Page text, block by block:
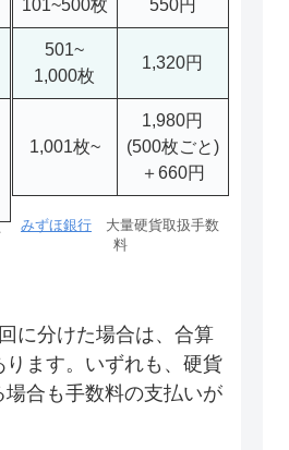
101~500枚 550円
501~
1,000枚
1,320円
1,001枚~
1,980円
(500枚ごと)
＋660円
みずほ銀行 大量硬貨取扱手数
料
に分けた場合は、合算
ます。いずれも、硬貨
合も手数料の支払いが